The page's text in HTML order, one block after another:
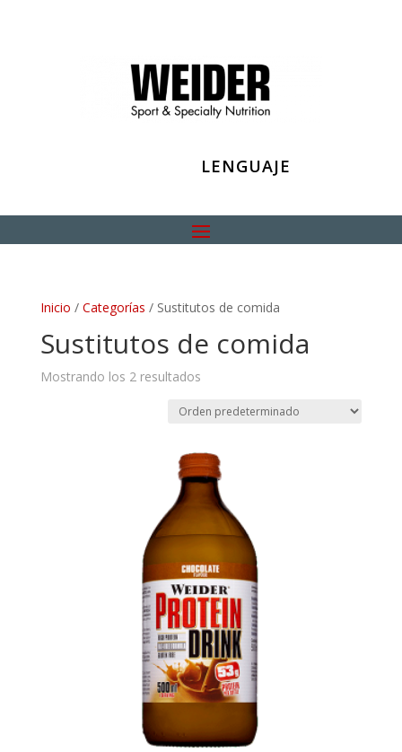
LENGUAJE
Inicio / Categorías / Sustitutos de comida
Sustitutos de comida
Mostrando los 2 resultados